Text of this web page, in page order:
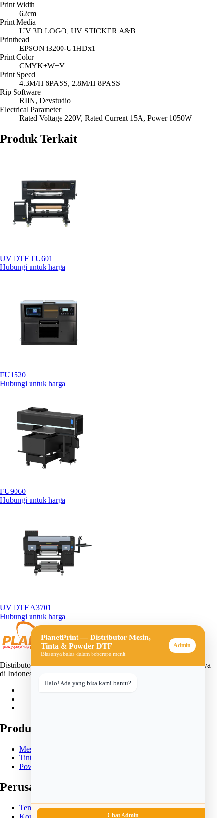
Print Width
62cm
Print Media
UV 3D LOGO, UV STICKER A&B
Printhead
EPSON i3200-U1HDx1
Print Color
CMYK+W+V
Print Speed
4.3M/H 6PASS, 2.8M/H 8PASS
Rip Software
RIIN, Devstudio
Electrical Parameter
Rated Voltage 220V, Rated Current 15A, Power 1050W
Produk Terkait
UV DTF TU601
Hubungi untuk harga
FU1520
Hubungi untuk harga
FU9060
Hubungi untuk harga
UV DTF A3701
Hubungi untuk harga
Distributor mesin, tinta, dan powder DTF (Direct-to-Film) terpercaya
di Indonesia. Solusi lengkap untuk usaha sablon digital Anda.
Produk
Mesin DTF
Tinta DTF
Powder DTF
Perusahaan
Tentang Kami
Kontak
PlanetPrint — Distributor Mesin,
Tinta & Powder DTF
Biasanya balas dalam beberapa menit
Admin
Halo! Ada yang bisa kami bantu?
Chat Admin